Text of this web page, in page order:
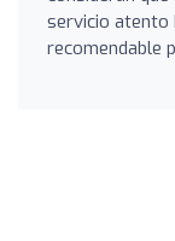
servicio atento
recomendable